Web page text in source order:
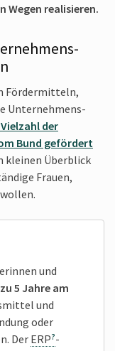
Wegen realisieren.
Fördermitteln,
Unternehmens­
Vielzahl der
Bund gefördert
kleinen Überblick
Frauen,
und
5 Jahre am
und
oder
Der ERP -